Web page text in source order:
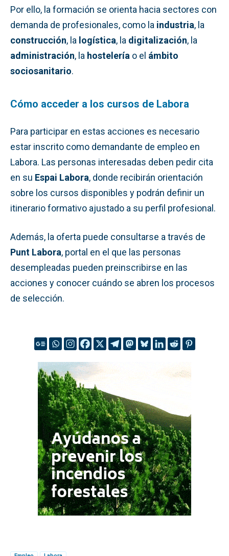
Por ello, la formación se orienta hacia sectores con
demanda de profesionales, como la industria, la
construcción, la logística, la digitalización, la
administración, la hostelería o el ámbito
sociosanitario.
Cómo acceder a los cursos de Labora
Para participar en estas acciones es necesario
estar inscrito como demandante de empleo en
Labora. Las personas interesadas deben pedir cita
en su Espai Labora, donde recibirán orientación
sobre los cursos disponibles y podrán definir un
itinerario formativo ajustado a su perfil profesional.
Además, la oferta puede consultarse a través de
Punt Labora, portal en el que las personas
desempleadas pueden preinscribirse en las
acciones y conocer cuándo se abren los procesos
de selección.